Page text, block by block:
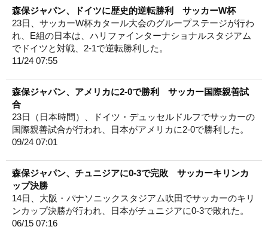
森保ジャパン、ドイツに歴史的逆転勝利 サッカーW杯
23日、サッカーW杯カタール大会のグループステージが行わ
れ、E組の日本は、ハリファインターナショナルスタジアム
でドイツと対戦、2-1で逆転勝利した。
11/24 07:55
森保ジャパン、アメリカに2-0で勝利 サッカー国際親善試
合
23日（日本時間）、ドイツ・デュッセルドルフでサッカーの
国際親善試合が行われ、日本がアメリカに2-0で勝利した。
09/24 07:01
森保ジャパン、チュニジアに0-3で完敗 サッカーキリンカ
ップ決勝
14日、大阪・パナソニックスタジアム吹田でサッカーのキリ
ンカップ決勝が行われ、日本がチュニジアに0-3で敗れた。
06/15 07:16